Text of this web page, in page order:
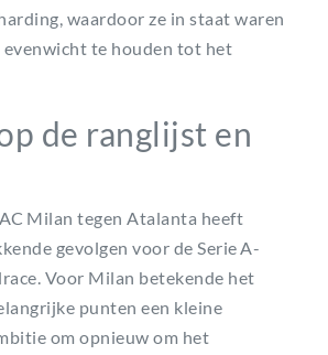
waardoor ze in staat waren
te houden tot het
de ranglijst en
Milan tegen Atalanta heeft
gevolgen voor de Serie A-
Voor Milan betekende het
punten een kleine
om opnieuw om het